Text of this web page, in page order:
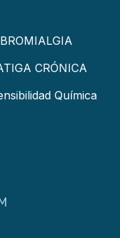
CRÓNICA
Química